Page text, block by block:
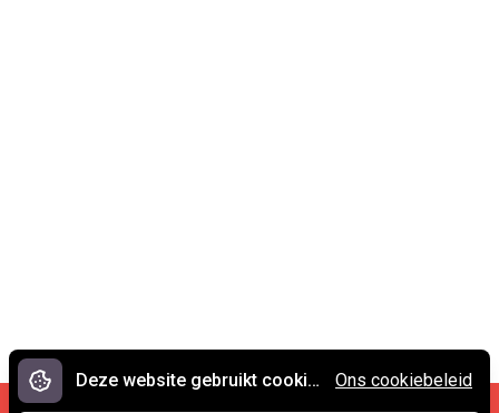
Deze website gebruikt cookies. Ons cookiebeleid